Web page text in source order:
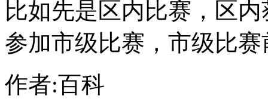
比如先是区内比赛，区
参加市级比赛，市级比
作者:百科